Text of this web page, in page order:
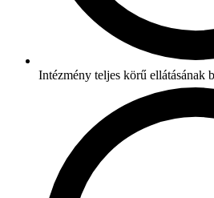
Intézmény teljes körű ellátásának